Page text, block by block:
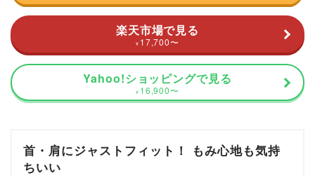
楽天市場で見る
¥ 17,700〜
Yahoo!ショッピングで見る
¥ 16,900〜
首・肩にジャストフィット！ もみ心地も気持
ちいい